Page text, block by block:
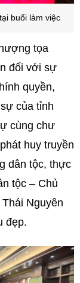
buổi làm việc
tọa
đối với sự
quyền,
của tỉnh
cùng chư
huy truyền
dân tộc, thực
tộc – Chủ
Nguyên
đẹp.